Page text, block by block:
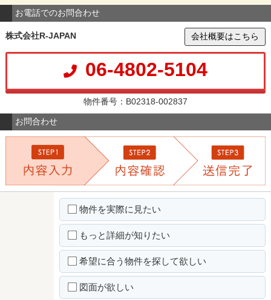
お電話でのお問合わせ
株式会社R-JAPAN 会社概要はこちら
06-4802-5104
物件番号：B02318-002837
お問合わせ
物件を実際に見たい
もっと詳細が知りたい
希望に合う物件を探して欲しい
図面が欲しい